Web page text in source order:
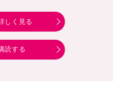
しく見る
読する